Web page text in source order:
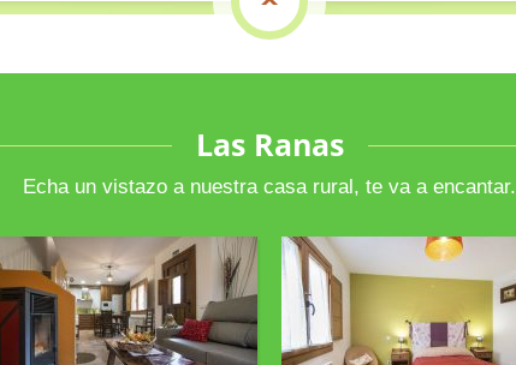
Las Ranas
Echa un vistazo a nuestra casa rural, te va a encantar.
Planta baja Primera planta